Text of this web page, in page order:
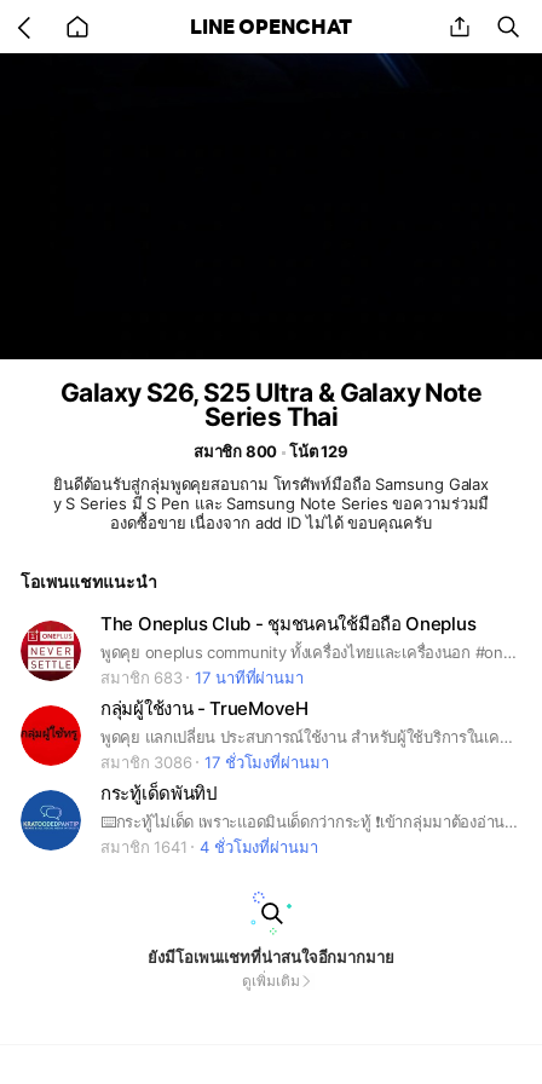
back
to
LINE OPENCHAT share
Galaxy S26, S25 Ultra & Galaxy Note
Series Thai
สมาชิก 800
โน้ต 129
ยินดีต้อนรับสู่กลุ่มพูดคุยสอบถาม โทรศัพท์มือถือ Samsung Galax
y S Series มี S Pen และ Samsung Note Series ขอความร่วมมื
องดซื้อขาย เนื่องจาก add ID ไม่ได้ ขอบคุณครับ
โอเพนแชทแนะนำ
The Oneplus Club - ชุมชนคนใช้มือถือ Oneplus
พูดคุย oneplus community ทั้งเครื่องไทยและเครื่องนอก #oneplus #oneplus3 #oneplus3t #oneplus5 #oneplus5t #oneplus7 #oneplus7pro #oneplus7t #oneplus7tpro #oneplus7tproxls #gcam #twrp #rom #customrom #root
สมาชิก 683
17 นาทีที่ผ่านมา
กลุ่มผู้ใช้งาน - TrueMoveH
พูดคุย แลกเปลี่ยน ประสบการณ์ใช้งาน สำหรับผู้ใช้บริการในเครือของทรูทุกผลิตภัณฑ์ #TrueMoveH #TrueOnline #TrueMoney #TrueMove และอื่นๆ #ทรูมูฟ #ทรูมูฟเอช #ทรู #True
สมาชิก 3086
17 ชั่วโมงที่ผ่านมา
กระทู้เด็ดพันทิป
⌨️กระทู้ไม่เด็ด เพราะแอดมินเด็ดกว่ากระทู้ ❗️เข้ากลุ่มมาต้องอ่านกฎในโน๊ตก่อน ‼️ตั้งชื่อดีๆที่พอจะมีความหมาย ⁉️ใส่รูปด้วย ⭕️รับทราบและเข้าใจใช่ไหมคะ ⛔️แอดมินห้องนี้ไม่ปกติค่ะ เถื่อนมาก!!!!!!
สมาชิก 1641
4 ชั่วโมงที่ผ่านมา
ยังมีโอเพนแชทที่น่าสนใจอีกมากมาย
ดูเพิ่มเติม